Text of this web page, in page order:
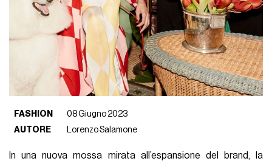
FASHION
08 Giugno 2023
AUTORE
Lorenzo Salamone
In una nuova mossa mirata all’espansione del brand, la